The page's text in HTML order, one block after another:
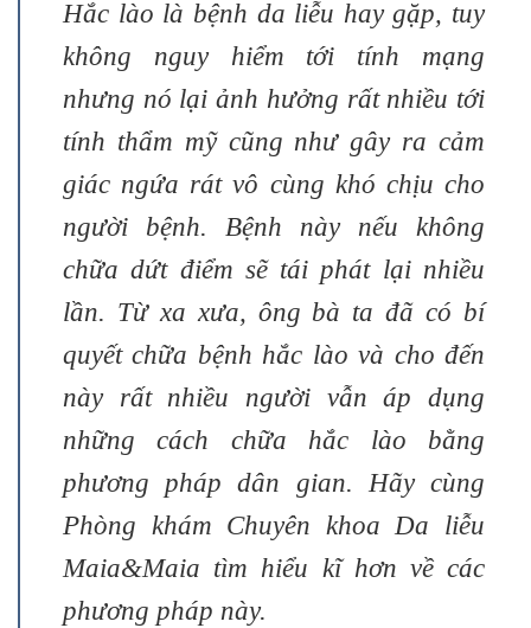
Hắc lào là bệnh da liễu hay gặp, tuy
không nguy hiểm tới tính mạng
nhưng nó lại ảnh hưởng rất nhiều tới
tính thẩm mỹ cũng như gây ra cảm
giác ngứa rát vô cùng khó chịu cho
người bệnh. Bệnh này nếu không
chữa dứt điểm sẽ tái phát lại nhiều
lần. Từ xa xưa, ông bà ta đã có bí
quyết chữa bệnh hắc lào và cho đến
này rất nhiều người vẫn áp dụng
những cách chữa hắc lào bằng
phương pháp dân gian. Hãy cùng
Phòng khám Chuyên khoa Da liễu
Maia&Maia tìm hiểu kĩ hơn về các
phương pháp này.